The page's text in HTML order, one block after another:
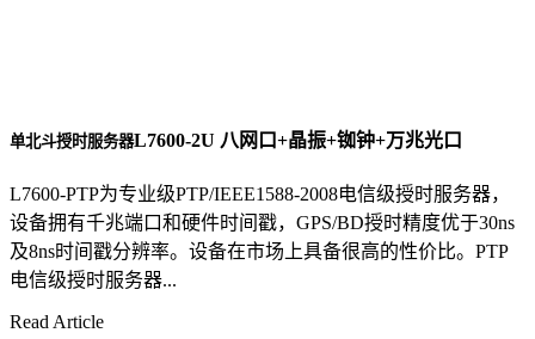
单北斗授时服务器L7600-2U 八网口+晶振+铷钟+万兆光口
L7600-PTP为专业级PTP/IEEE1588-2008电信级授时服务器，
设备拥有千兆端口和硬件时间戳，GPS/BD授时精度优于30ns
及8ns时间戳分辨率。设备在市场上具备很高的性价比。PTP
电信级授时服务器...
Read Article